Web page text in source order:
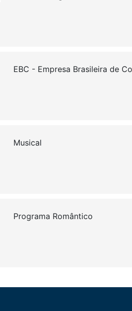
EBC - Empresa Brasileira de
Musical
Programa Romântico